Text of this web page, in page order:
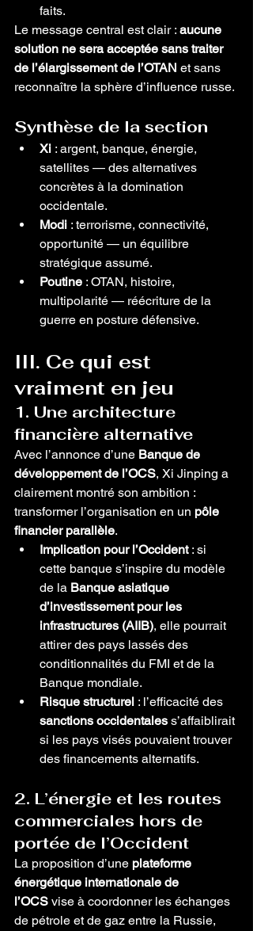
faits.
Le message central est clair : aucune
solution ne sera acceptée sans traiter
de l’élargissement de l’OTAN et sans
reconnaître la sphère d’influence russe.
Synthèse de la section
Xi : argent, banque, énergie,
satellites — des alternatives
concrètes à la domination
occidentale.
Modi : terrorisme, connectivité,
opportunité — un équilibre
stratégique assumé.
Poutine : OTAN, histoire,
multipolarité — réécriture de la
guerre en posture défensive.
III. Ce qui est
vraiment en jeu
1. Une architecture
financière alternative
Avec l’annonce d’une Banque de
développement de l’OCS, Xi Jinping a
clairement montré son ambition :
transformer l’organisation en un pôle
financier parallèle.
Implication pour l’Occident : si
cette banque s’inspire du modèle
de la Banque asiatique
d’investissement pour les
infrastructures (AIIB), elle pourrait
attirer des pays lassés des
conditionnalités du FMI et de la
Banque mondiale.
Risque structurel : l’efficacité des
sanctions occidentales s’affaiblirait
si les pays visés pouvaient trouver
des financements alternatifs.
2. L’énergie et les routes
commerciales hors de
portée de l’Occident
La proposition d’une plateforme
énergétique internationale de
l’OCS vise à coordonner les échanges
de pétrole et de gaz entre la Russie,